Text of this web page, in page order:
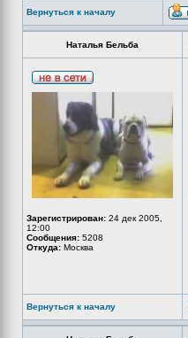
Вернуться к началу
Наталья Бельба
Зарегистрирован: 24 дек 2005,
12:00
Сообщения: 5208
Откуда: Москва
Вернуться к началу